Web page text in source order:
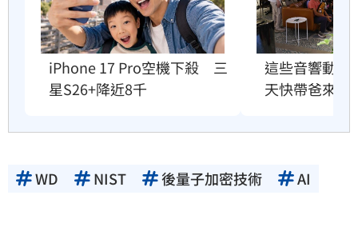
iPhone 17 Pro空機下殺　三
星S26+降近8千
這些音響動不
天快帶爸來聽
WD NIST 後量子加密技術 AI